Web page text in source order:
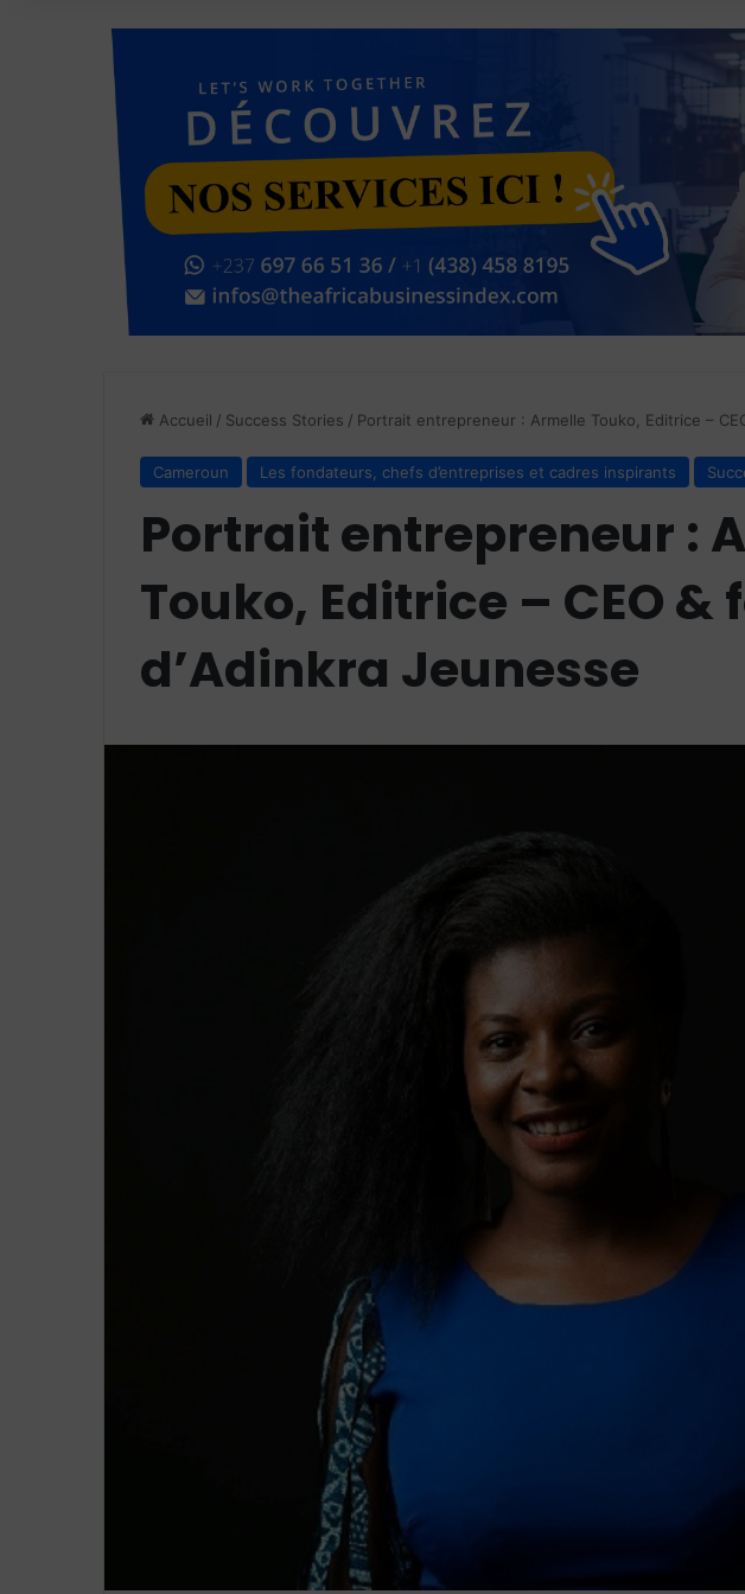
Accueil / Success Stories / Portrait entrepreneur : Armelle Touko, Editrice –
Cameroun Les fondateurs, chefs d’entreprises et cadres inspirants
Portrait entrepreneur :
Touko, Editrice – CEO
d’Adinkra Jeunesse